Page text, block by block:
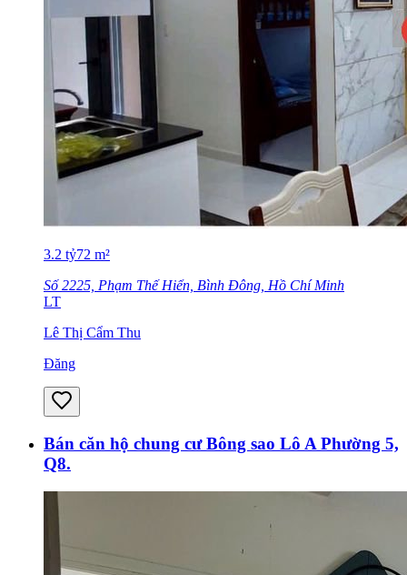
3.2 tỷ72 m²
Số 2225, Phạm Thế Hiển, Bình Đông, Hồ Chí Minh
LT
Lê Thị Cẩm Thu
Đăng
Bán căn hộ chung cư Bông sao Lô A Phường 5,
Q8.